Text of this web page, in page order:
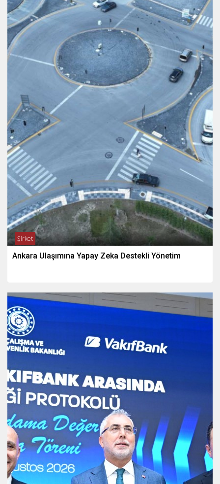
Şirket
Ankara Ulaşımına Yapay Zeka Destekli Yönetim